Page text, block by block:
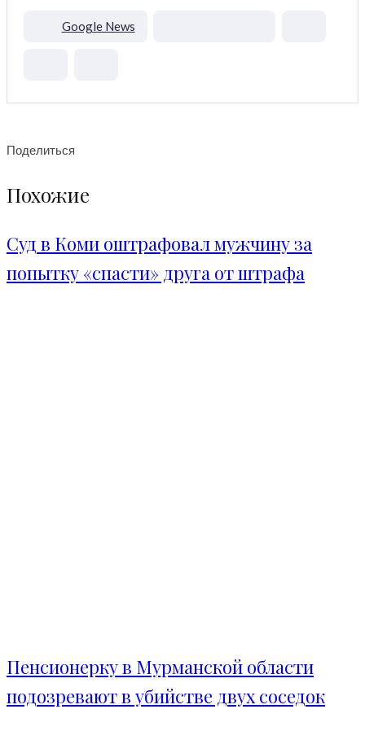
Google News
Поделиться
Похожие
Суд в Коми оштрафовал мужчину за
попытку «спасти» друга от штрафа
Пенсионерку в Мурманской области
подозревают в убийстве двух соседок